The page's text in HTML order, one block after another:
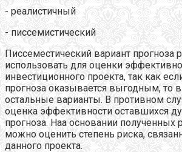
- реалистичный
- писсемистический
Писсеместический вариант прогноза
использовать для оценки
инвестиционного проекта, так как
прогноза оказывается выгодным, то
остальные варианты. В противном
оценка эффективности оставшихся
прогноза. Наа основании полученных
можно оценить степень риска,
данного проекта.